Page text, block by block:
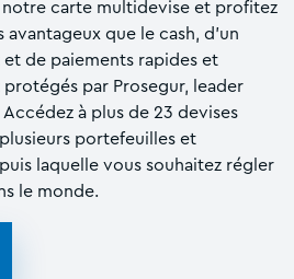
carte multidevise et profitez
avantageux que le cash, d'un
de paiements rapides et
par Prosegur, leader
à plus de 23 devises
portefeuilles et
laquelle vous souhaitez régler
le monde.